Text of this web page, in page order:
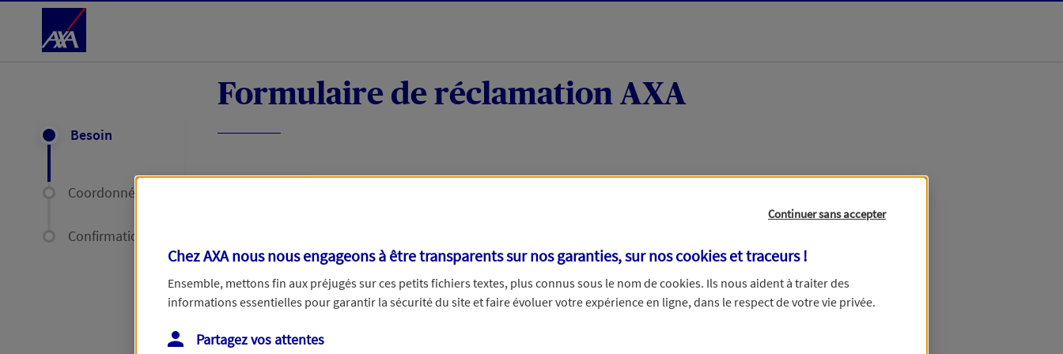
Accéder au Contenu
Besoin
Coordonnées
Confirmation
Formulaire de réclamation AXA
60 jours, ou de 35 jours ouvrables pour une réclamation moyen de paiement. Merci d’avance pour votre patience.
Votre réclamation concerne :
Continuer sans accepter
Chez AXA nous nous engageons à être transparents sur nos garanties, sur noscookies et traceurs!
Ensemble, mettons fin aux préjugés sur ces petits fichiers textes, plus connus sous le nom decookies. Ils nous aident à traiter des
informations essentielles pour garantir la sécurité du site et faire évoluer votre expérience en ligne, dans le respect de votre vie privée.
Partagez vos attentes